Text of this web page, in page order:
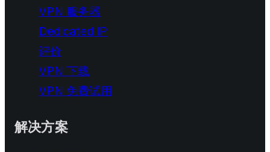
VPN 服务器
Dedicated IP
评价
VPN 下载
VPN 免费试用
解决方案